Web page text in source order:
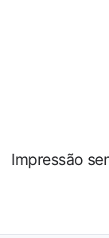
Impressão